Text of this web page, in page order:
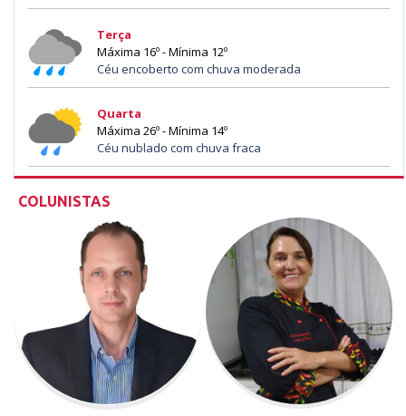
Terça
Máxima 16º - Mínima 12º
Céu encoberto com chuva moderada
Quarta
Máxima 26º - Mínima 14º
Céu nublado com chuva fraca
COLUNISTAS